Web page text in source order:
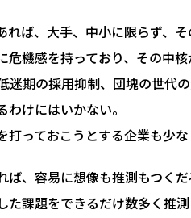
ば、大手、中小に限らず、
機感を持っており、その中核
期の採用抑制、団塊の世代
けにはいかない。
っておこうとする企業も少な
、容易に想像も推測もつく
課題をできるだけ数多く推測